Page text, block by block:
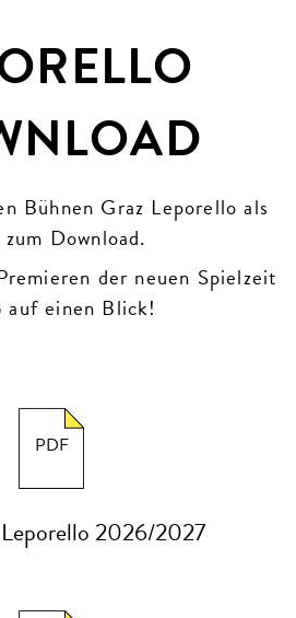
Bühnen Graz Leporello als
Download.
der neuen Spielzeit
einen Blick!
PDF
2026/2027